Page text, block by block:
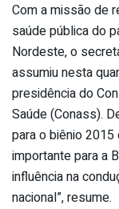
Com a missão de
saúde pública do
Nordeste, o
assumiu nesta
presidência do
Saúde (Conass).
para o biênio 2015
importante para a
influência na
nacional”, resume.